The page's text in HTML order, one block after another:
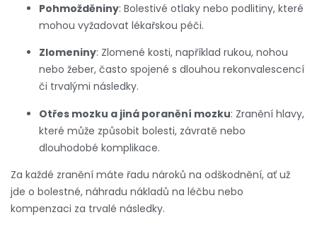
Pohmožděniny: Bolestivé otlaky nebo podlitiny, které
mohou vyžadovat lékařskou péči.
Zlomeniny: Zlomené kosti, například rukou, nohou
nebo žeber, často spojené s dlouhou rekonvalescencí
či trvalými následky.
Otřes mozku a jiná poranění mozku: Zranění hlavy,
které může způsobit bolesti, závratě nebo
dlouhodobé komplikace.
Za každé zranění máte řadu nároků na odškodnění, ať už
jde o bolestné, náhradu nákladů na léčbu nebo
kompenzaci za trvalé následky.